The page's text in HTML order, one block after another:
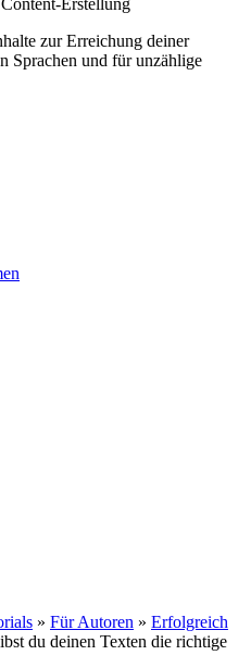
Erstellung
zur Erreichung deiner
Sprachen und für unzählige
» Für Autoren » Erfolgreich
du deinen Texten die richtige